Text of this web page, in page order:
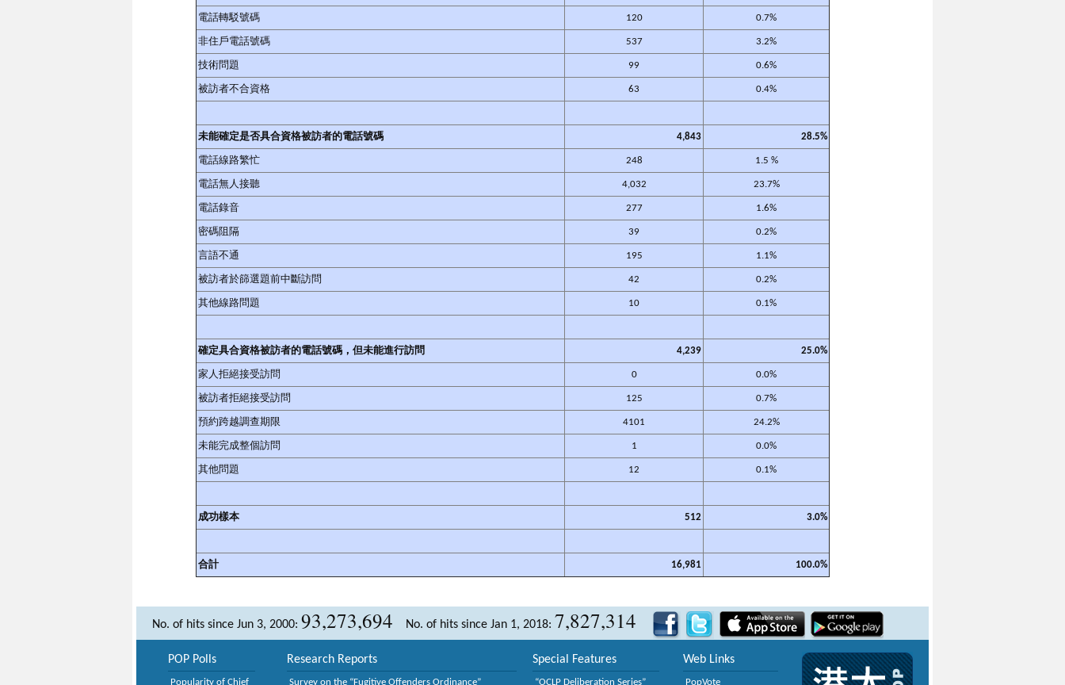
電話轉駁號碼 120 0.7%
非住戶電話號碼 537 3.2%
技術問題 99 0.6%
被訪者不合資格 63 0.4%
未能確定是否具合資格被訪者的電話號碼 4,843 28.5%
電話線路繁忙 248 1.5 %
電話無人接聽 4,032 23.7%
電話錄音 277 1.6%
密碼阻隔 39 0.2%
言語不通 195 1.1%
被訪者於篩選題前中斷訪問 42 0.2%
其他線路問題 10 0.1%
確定具合資格被訪者的電話號碼，但未能進行訪問 4,239 25.0%
家人拒絕接受訪問 0 0.0%
被訪者拒絕接受訪問 125 0.7%
預約跨越調查期限 4101 24.2%
未能完成整個訪問 1 0.0%
其他問題 12 0.1%
成功樣本 512 3.0%
合計 16,981 100.0%
No. of hits since Jun 3, 2000: 93,273,694 No. of hits since Jan 1, 2018: 7,827,314
POP Polls
Popularity of Chief
Research Reports
Survey on the “Fugitive Offenders Ordinance”
Special Features
“OCLP Deliberation Series”
Web Links
PopVote